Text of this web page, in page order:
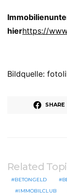
hierhttps://
Bildquelle:
SHARE
Related
BETONGELD
IMMOBILCLUB